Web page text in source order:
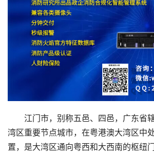
江门市，别称五邑、四邑，广东省
湾区重要节点城市，在粤港澳大湾区中
置，是大湾区通向粤西和大西南的枢纽